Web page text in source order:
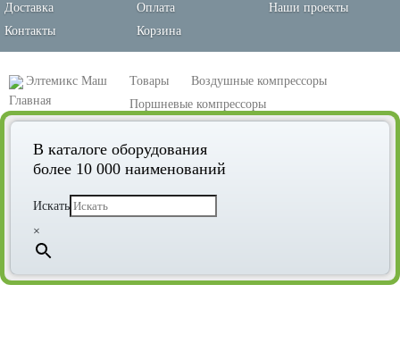
Доставка
Оплата
Наши проекты
Контакты
Корзина
Элтемикс Маш Товары
Воздушные компрессоры
Поршневые компрессоры
Поршневой компрессор Remeza ВА20/3 2100 35
В каталоге оборудования
более 10 000 наименований
Искать
×